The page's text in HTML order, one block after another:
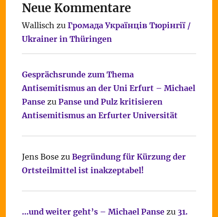
Neue Kommentare
Wallisch zu Громада Українців Тюрінгії /
Ukrainer in Thüringen
Gesprächsrunde zum Thema
Antisemitismus an der Uni Erfurt – Michael
Pansezu Panse und Pulz kritisieren
Antisemitismus an Erfurter Universität
Jens Bose zu Begründung für Kürzung der
Ortsteilmittel ist inakzeptabel!
…und weiter geht’s – Michael Pansezu 31.